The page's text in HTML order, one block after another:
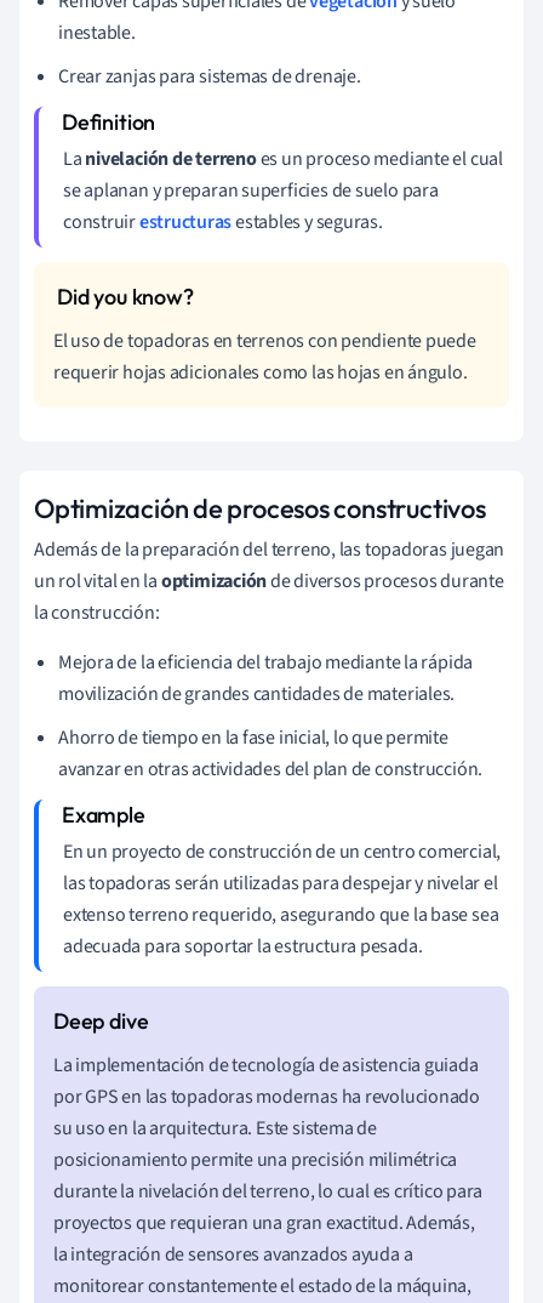
inestable.
Crear zanjas para sistemas de drenaje.
Lanivelación de terrenoes un proceso mediante el cual
se aplanan y preparan superficies de suelo para
construirestructurasestables y seguras.
El uso de topadoras en terrenos con pendiente puede
requerir hojas adicionales como las hojas en ángulo.
Optimización de procesos constructivos
Además de la preparación del terreno, las topadoras juegan
un rol vital en laoptimizaciónde diversos procesos durante
la construcción:
Mejora de la eficiencia del trabajo mediante la rápida
movilización de grandes cantidades de materiales.
Ahorro de tiempo en la fase inicial, lo que permite
avanzar en otras actividades del plan de construcción.
En un proyecto de construcción de un centro comercial,
las topadoras serán utilizadas para despejar y nivelar el
extenso terreno requerido, asegurando que la base sea
adecuada para soportar la estructura pesada.
La implementación de tecnología de asistencia guiada
por GPS en las topadoras modernas ha revolucionado
su uso en la arquitectura. Este sistema de
posicionamiento permite una precisión milimétrica
durante la nivelación del terreno, lo cual es crítico para
proyectos que requieran una gran exactitud. Además,
la integración de sensores avanzados ayuda a
monitorear constantemente el estado de la máquina,